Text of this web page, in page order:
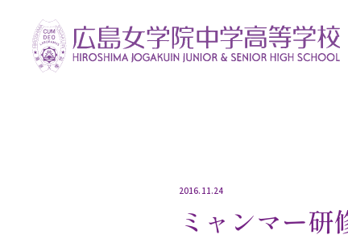
2016.11.24
ミャンマー